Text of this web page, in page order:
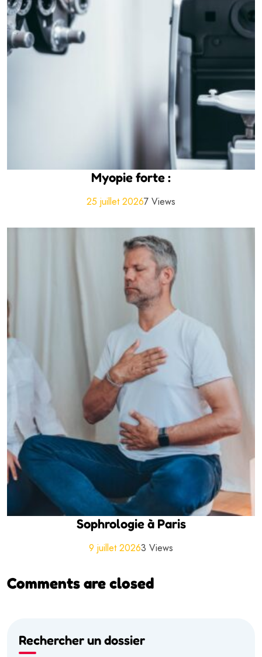
Myopie forte :
25 juillet 20267 Views
Sophrologie à Paris
9 juillet 20263 Views
Comments are closed
Rechercher un dossier